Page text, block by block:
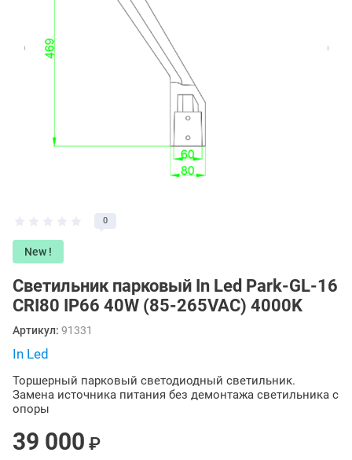
0
New !
Светильник парковый In Led Park-GL-16
СRI80 IP66 40W (85-265VAC) 4000K
Артикул: 91331
In Led
Торшерный парковый светодиодный светильник.
Замена источника питания без демонтажа светильника с
опоры
39 000 ₽